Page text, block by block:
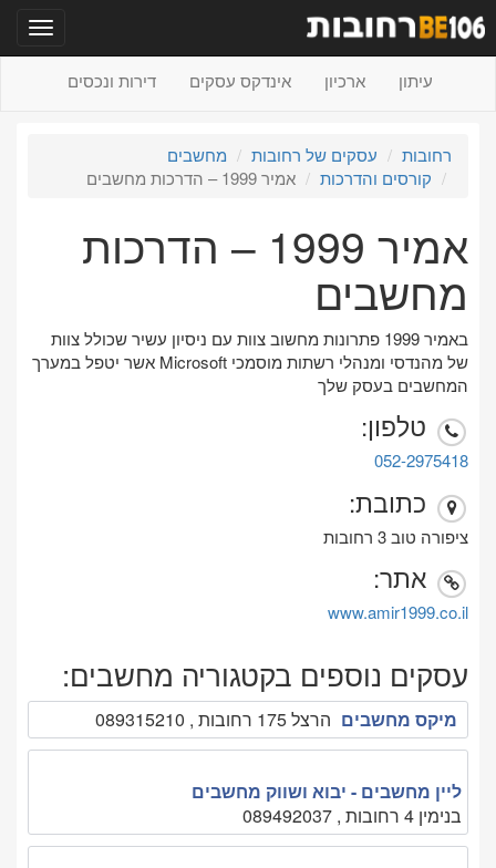
עיתון ארכיון אינדקס עסקים דירות ונכסים
רחובות עסקים של רחובות
מחשבים
קורסים והדרכות
אמיר 1999 – הדרכות מחשבים
אמיר 1999 – הדרכות
מחשבים
באמיר 1999 פתרונות מחשוב צוות עם ניסיון עשיר שכולל צוות
של מהנדסי ומנהלי רשתות מוסמכי Microsoft אשר יטפל במערך
המחשבים בעסק שלך
טלפון:
052-2975418
כתובת:
ציפורה טוב 3 רחובות
אתר:
www.amir1999.co.il
עסקים נוספים בקטגוריה מחשבים:
מיקס מחשבים הרצל 175 רחובות , 089315210
ליין מחשבים - יבוא ושווק מחשבים
בנימין 4 רחובות , 089492037